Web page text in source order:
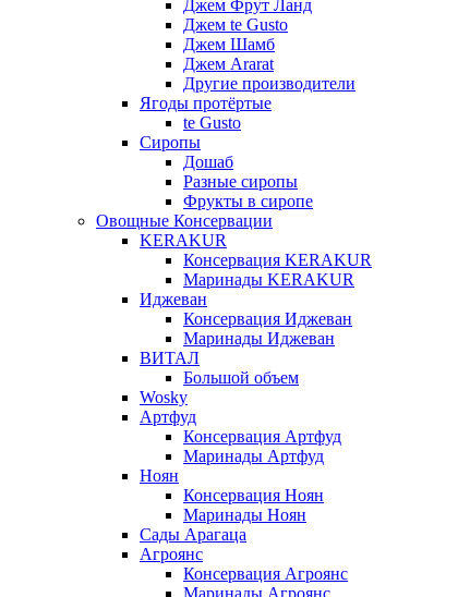
Джем Фрут Ланд
Джем te Gusto
Джем Шамб
Джем Ararat
Другие производители
Ягоды протёртые
te Gusto
Сиропы
Дошаб
Разные сиропы
Фрукты в сиропе
Овощные Консервации
KERAKUR
Консервация KERAKUR
Маринады KERAKUR
Иджеван
Консервация Иджеван
Маринады Иджеван
ВИТАЛ
Большой объем
Wosky
Артфуд
Консервация Артфуд
Маринады Артфуд
Ноян
Консервация Ноян
Маринады Ноян
Сады Арагаца
Агроянс
Консервация Агроянс
Маринады Агроянс